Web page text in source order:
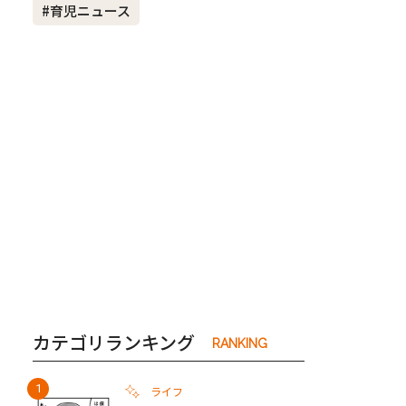
夫婦
#育児ニュース
カテゴリランキング RANKING
ライフ